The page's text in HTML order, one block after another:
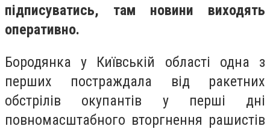
підписуватись, там новини виходять
оперативно.
Бородянка у Київській області одна з
перших постраждала від ракетних
обстрілів окупантів у перші дні
повномасштабного вторгнення рашистів